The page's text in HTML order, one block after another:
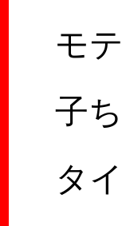
モ
子
タ